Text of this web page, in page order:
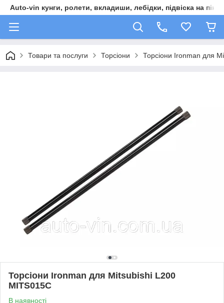
Auto-vin кунги, ролети, вкладиши, лебідки, підвіска на пікап
Товари та послуги Торсіони Торсіони Ironman для
Торсіони Ironman для Mitsubishi L200
MITS015C
В наявності